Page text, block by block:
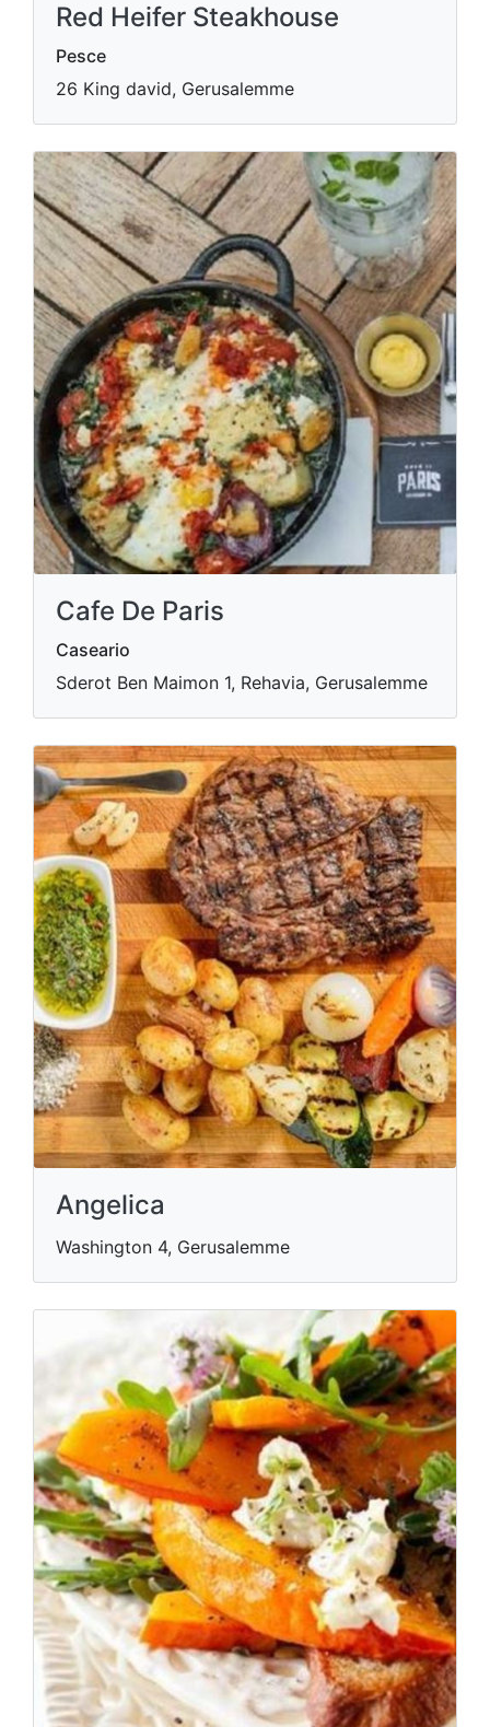
Red Heifer Steakhouse
Pesce
26 King david, Gerusalemme
Cafe De Paris
Caseario
Sderot Ben Maimon 1, Rehavia, Gerusalemme
Angelica
Washington 4, Gerusalemme